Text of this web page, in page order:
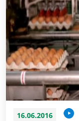
16.06.2016